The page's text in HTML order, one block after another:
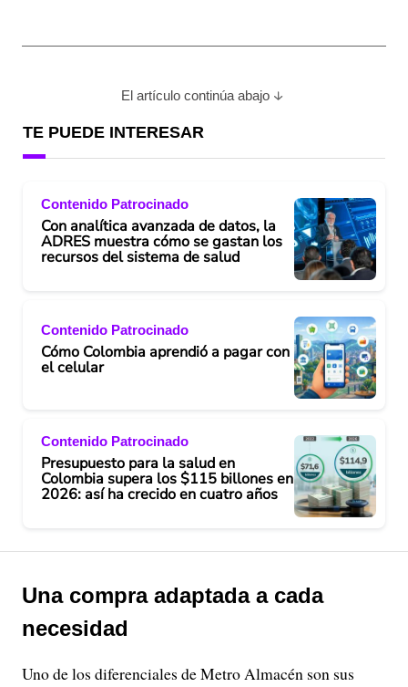
El artículo continúa abajo
TE PUEDE INTERESAR
Contenido Patrocinado
Con analítica avanzada de datos, la
ADRES muestra cómo se gastan los
recursos del sistema de salud
Contenido Patrocinado
Cómo Colombia aprendió a pagar con
el celular
Contenido Patrocinado
Presupuesto para la salud en
Colombia supera los $115 billones en
2026: así ha crecido en cuatro años
Una compra adaptada a cada
necesidad
Uno de los diferenciales de Metro Almacén son sus